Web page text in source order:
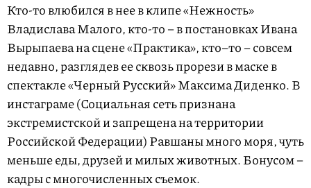
Кто-то влюбился в нее в клипе «Нежность»
Владислава Малого, кто-то – в постановках Ивана
Вырыпаева на сцене «Практика», кто–то – совсем
недавно, разглядев ее сквозь прорези в маске в
спектакле «Черный Русский» Максима Диденко. В
инстаграме (Социальная сеть признана
экстремистской и запрещена на территории
Российской Федерации) Равшаны много моря, чуть
меньше еды, друзей и милых животных. Бонусом –
кадры с многочисленных съемок.